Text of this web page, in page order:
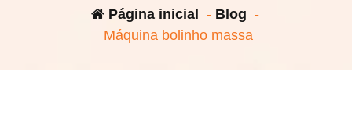
Página inicial - Blog -
Máquina bolinho massa